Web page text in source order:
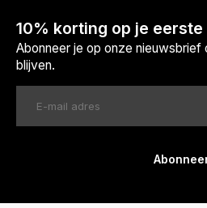
10% korting op je eerste
Abonneer je op onze nieuwsbrief
blijven.